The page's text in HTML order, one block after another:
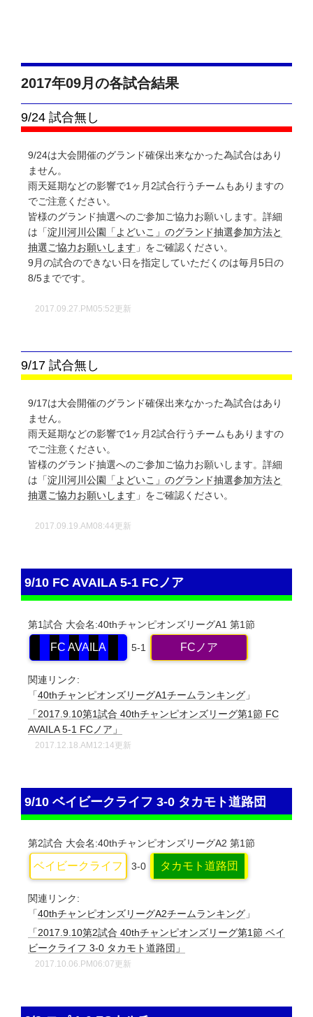
2017年09月の各試合結果
9/24 試合無し
9/24は大会開催のグランド確保出来なかった為試合はあり
ません。
雨天延期などの影響で1ヶ月2試合行うチームもありますの
でご注意ください。
皆様のグランド抽選へのご参加ご協力お願いします。詳細
は「 淀川河川公園「よどいこ」のグランド抽選参加方法と
抽選ご協力お願いします 」をご確認ください。
9月の試合のできない日を指定していただくのは毎月5日の
8/5までです。
2017.09.27.PM05:52更新
9/17 試合無し
9/17は大会開催のグランド確保出来なかった為試合はあり
ません。
雨天延期などの影響で1ヶ月2試合行うチームもありますの
でご注意ください。
皆様のグランド抽選へのご参加ご協力お願いします。詳細
は「 淀川河川公園「よどいこ」のグランド抽選参加方法と
抽選ご協力お願いします 」をご確認ください。
2017.09.19.AM08:44更新
9/10 FC AVAILA 5-1 FCノア
第1試合 大会名:40thチャンピオンズリーグA1 第1節
FC AVAILA 5-1 FCノア
関連リンク:
「40thチャンピオンズリーグA1チームランキング 」
「2017.9.10第1試合 40thチャンピオンズリーグ第1節 FC
AVAILA 5-1 FCノア」
2017.12.18.AM12:14更新
9/10 ベイビークライフ 3-0 タカモト道路団
第2試合 大会名:40thチャンピオンズリーグA2 第1節
ベイビークライフ 3-0 タカモト道路団
関連リンク:
「 40thチャンピオンズリーグA2チームランキング 」
「2017.9.10第2試合 40thチャンピオンズリーグ第1節 ベイ
ビークライフ 3-0 タカモト道路団」
2017.10.06.PM06:07更新